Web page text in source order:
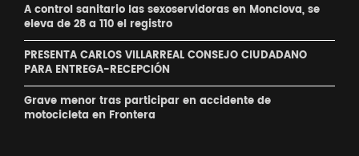
A control sanitario las sexoservidoras en Monclova, se
eleva de 28 a 110 el registro
PRESENTA CARLOS VILLARREAL CONSEJO CIUDADANO
PARA ENTREGA-RECEPCIÓN
Grave menor tras participar en accidente de
motocicleta en Frontera